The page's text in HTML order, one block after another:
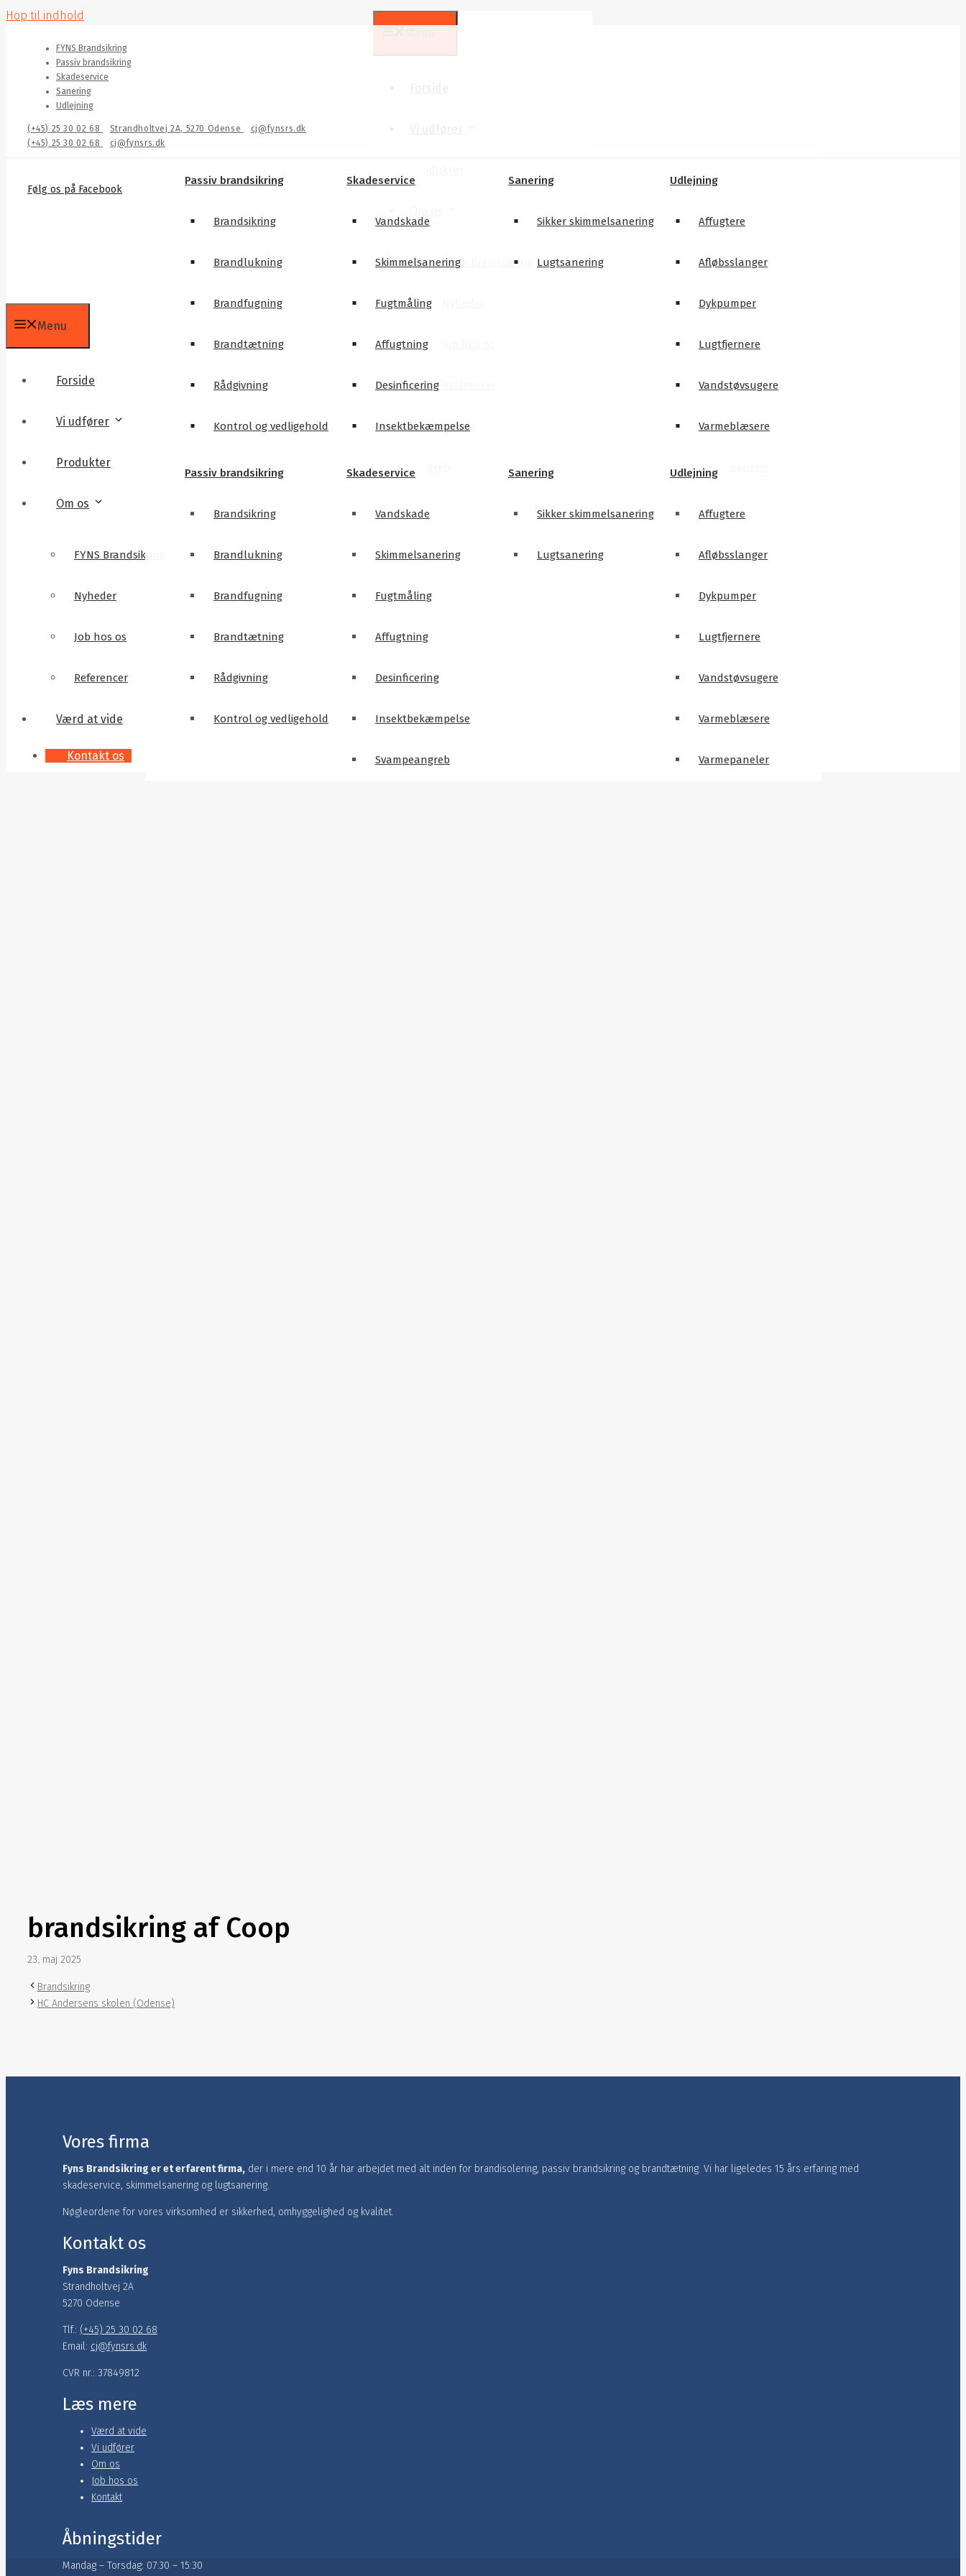
Hop til indhold
FYNS Brandsikring
Passiv brandsikring
Skadeservice
Sanering
Udlejning
(+45) 25 30 02 68 Strandholtvej 2A, 5270 Odense
cj@fynsrs.dk
(+45) 25 30 02 68
cj@fynsrs.dk
Følg os på Facebook
Passiv brandsikring
Brandsikring
Brandlukning
Brandfugning
Brandtætning
Rådgivning
Kontrol og vedligehold
Skadeservice
Vandskade
Skimmelsanering
Fugtmåling
Affugtning
Desinficering
Insektbekæmpelse
Svampeangreb
Sanering
Sikker skimmelsanering
Lugtsanering
Udlejning
Affugtere
Afløbsslanger
Dykpumper
Lugtfjernere
Vandstøvsugere
Varmeblæsere
Varmepaneler
FYNS Brandsikring
Værd at vide
Menu
Forside
Vi udfører
Passiv brandsikring
Brandsikring
Brandlukning
Brandfugning
Brandtætning
Rådgivning
Kontrol og vedligehold
Skadeservice
Vandskade
Skimmelsanering
Fugtmåling
Affugtning
Desinficering
Insektbekæmpelse
Svampeangreb
Sanering
Sikker skimmelsanering
Lugtsanering
Udlejning
Affugtere
Afløbsslanger
Dykpumper
Lugtfjernere
Vandstøvsugere
Varmeblæsere
Varmepaneler
Produkter
Om os
FYNS Brandsikring
Nyheder
Job hos os
Referencer
Værd at vide
Kontakt os
brandsikring af Coop
23. maj 2025
Brandsikring
HC Andersens skolen (Odense)
Vores firma
Fyns Brandsikring er et erfarent firma, der i mere end 10 år har arbejdet med alt inden for brandisolering, passiv brandsikring og brandtætning.​ Vi har ligeledes 15 års erfaring med
skadeservice, skimmelsanering og lugtsanering.
Nøgleordene for vores virksomhed er sikkerhed, omhyggelighed og kvalitet.
Kontakt os
Fyns Brandsikring
Strandholtvej 2A
5270 Odense
Tlf.: (+45) 25 30 02 68
Email: cj@fynsrs.dk
CVR nr.: 37849812
Læs mere
Værd at vide
Vi udfører
Om os
Job hos os
Kontakt
Åbningstider
Mandag – Torsdag: 07:30 – 15:30